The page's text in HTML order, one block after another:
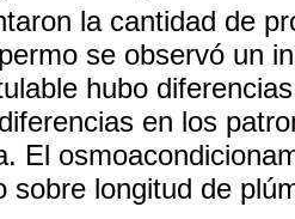
la cantidad de
se observó un
hubo
en los
El
sobre longitud de